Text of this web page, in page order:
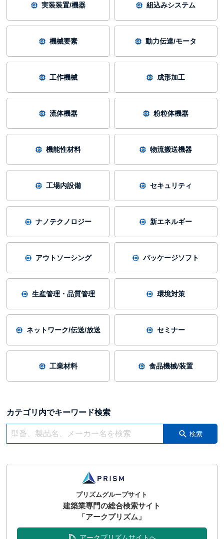
実装装置/機器 組込みシステム
機械要素 動力伝達/モータ
工作機械 成形加工
流体機器 粉粒体機器
機能性材料 物流搬送機器
工場内設備 セキュリティ
ナノテクノロジー 新エネルギー
アウトソーシング パッケージソフト
生産管理・品質管理 環境対策
ネットワーク/伝送/放送 セミナー
工業材料 食品機械/装置
カテゴリ内でキーワード検索
検索
プリズムグループサイト
建築業専門の総合検索サイト
「アークプリズム」